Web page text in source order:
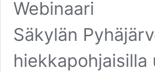
Webinaari
Säkylän